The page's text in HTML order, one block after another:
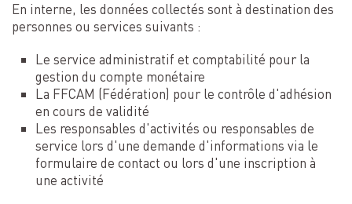
En interne, les données collectés sont à destination des
personnes ou services suivants :
Le service administratif et comptabilité pour la
gestion du compte monétaire
La FFCAM (Fédération) pour le contrôle d'adhésion
en cours de validité
Les responsables d'activités ou responsables de
service lors d'une demande d'informations via le
formulaire de contact ou lors d'une inscription à
une activité